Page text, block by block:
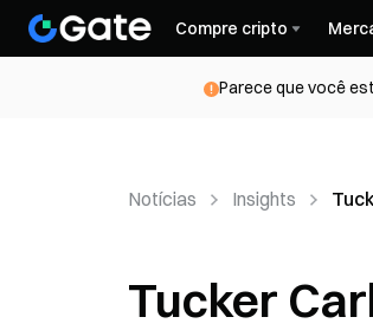
Compre cripto
Parece que você
Notícias Insights
Tucker